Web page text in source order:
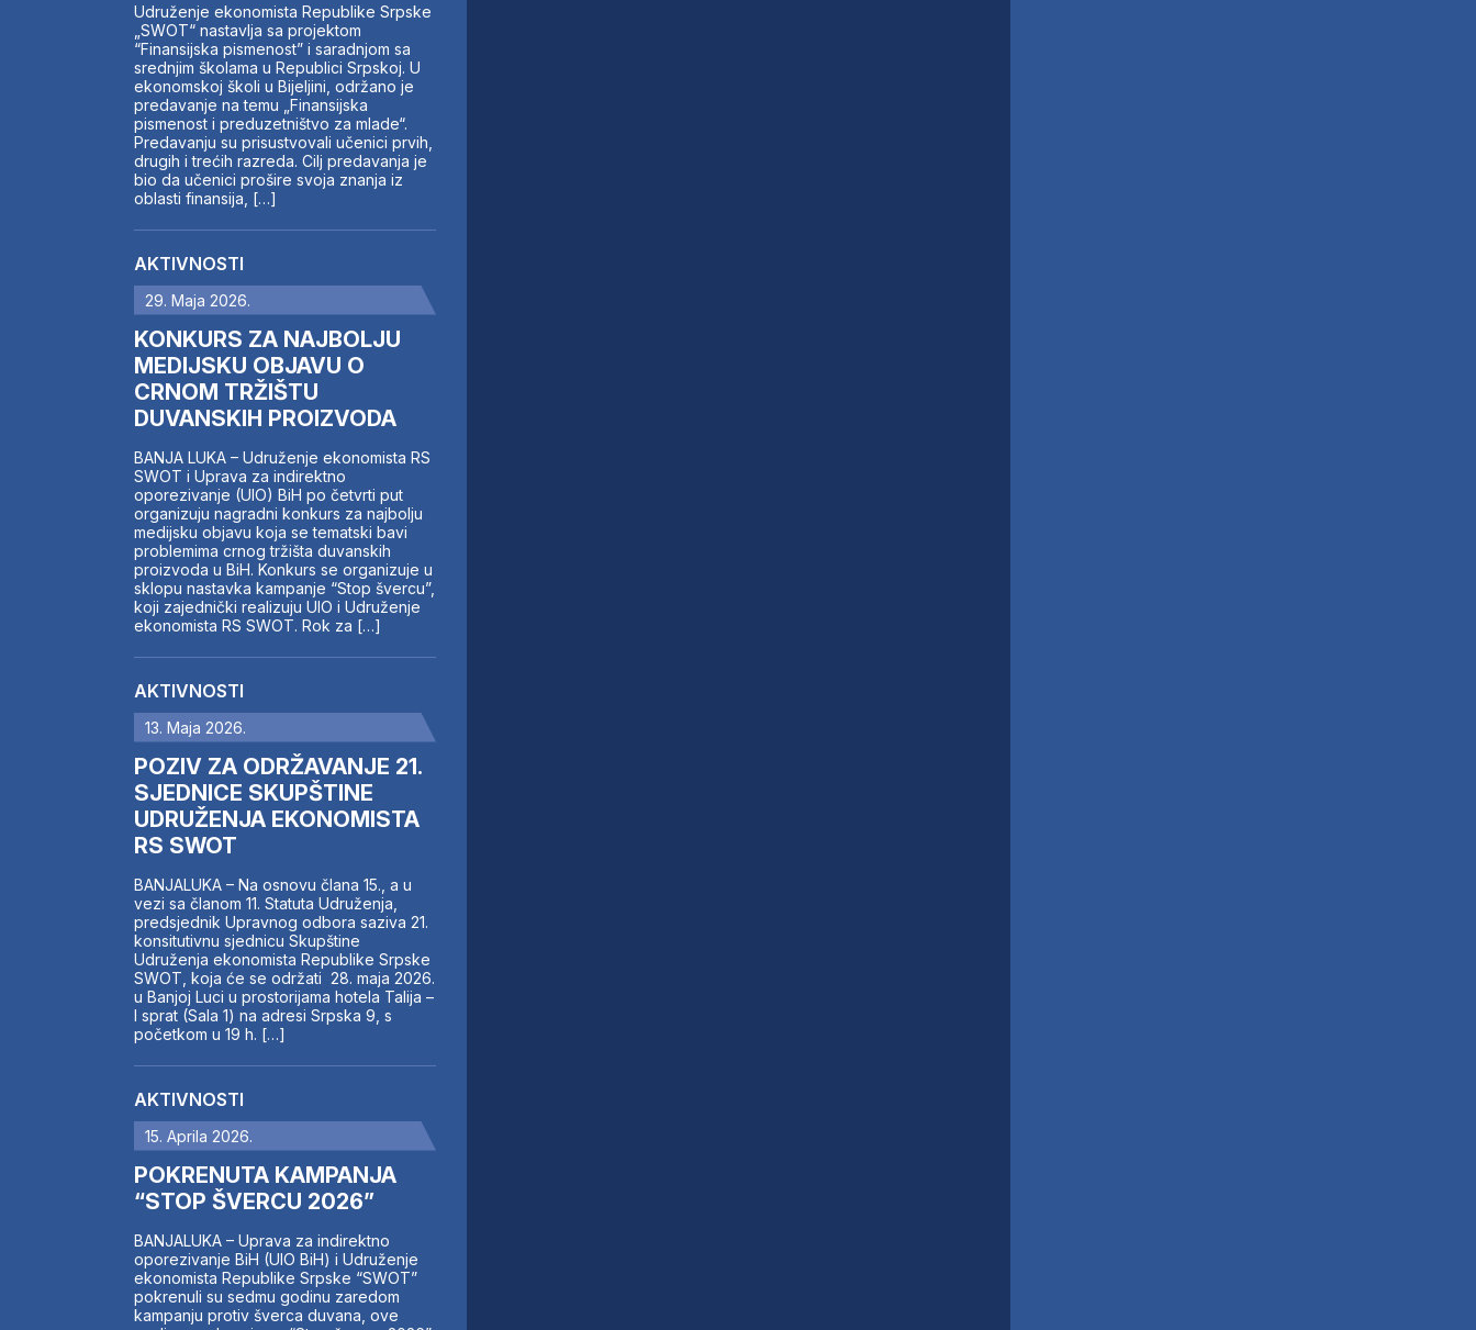
Udruženje ekonomista Republike Srpske
„SWOT“ nastavlja sa projektom
“Finansijska pismenost” i saradnjom sa
srednjim školama u Republici Srpskoj. U
ekonomskoj školi u Bijeljini, održano je
predavanje na temu „Finansijska
pismenost i preduzetništvo za mlade“.
Predavanju su prisustvovali učenici prvih,
drugih i trećih razreda. Cilj predavanja je
bio da učenici prošire svoja znanja iz
oblasti finansija, […]
AKTIVNOSTI
29. Maja 2026.
KONKURS ZA NAJBOLJU
MEDIJSKU OBJAVU O
CRNOM TRŽIŠTU
DUVANSKIH PROIZVODA
BANJA LUKA – Udruženje ekonomista RS
SWOT i Uprava za indirektno
oporezivanje (UIO) BiH po četvrti put
organizuju nagradni konkurs za najbolju
medijsku objavu koja se tematski bavi
problemima crnog tržišta duvanskih
proizvoda u BiH. Konkurs se organizuje u
sklopu nastavka kampanje “Stop švercu”,
koji zajednički realizuju UIO i Udruženje
ekonomista RS SWOT. Rok za […]
AKTIVNOSTI
13. Maja 2026.
POZIV ZA ODRŽAVANJE 21.
SJEDNICE SKUPŠTINE
UDRUŽENJA EKONOMISTA
RS SWOT
BANJALUKA – Na osnovu člana 15., a u
vezi sa članom 11. Statuta Udruženja,
predsjednik Upravnog odbora saziva 21.
konsitutivnu sjednicu Skupštine
Udruženja ekonomista Republike Srpske
SWOT, koja će se održati 28. maja 2026.
u Banjoj Luci u prostorijama hotela Talija –
I sprat (Sala 1) na adresi Srpska 9, s
početkom u 19 h. […]
AKTIVNOSTI
15. Aprila 2026.
POKRENUTA KAMPANJA
“STOP ŠVERCU 2026”
BANJALUKA – Uprava za indirektno
oporezivanje BiH (UIO BiH) i Udruženje
ekonomista Republike Srpske “SWOT”
pokrenuli su sedmu godinu zaredom
kampanju protiv šverca duvana, ove